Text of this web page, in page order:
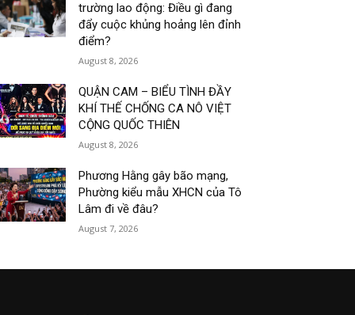
trường lao động: Điều gì đang
đẩy cuộc khủng hoảng lên đỉnh
điểm?
August 8, 2026
QUẬN CAM – BIỂU TÌNH ĐẦY
KHÍ THẾ CHỐNG CA NÔ VIỆT
CỘNG QUỐC THIÊN
August 8, 2026
Phương Hằng gây bão mạng,
Phường kiểu mẫu XHCN của Tô
Lâm đi về đâu?
August 7, 2026